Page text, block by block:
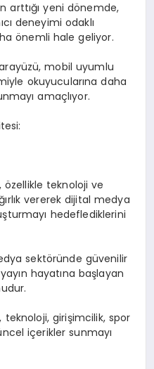
arttığı yeni dönemde,
deneyimi odaklı
önemli hale geliyor.
mobil uyumlu
okuyucularına daha
amaçlıyor.
teknoloji ve
vererek dijital medya
hedeflediklerini
sektöründe güvenilir
hayatına başlayan
girişimcilik, spor
içerikler sunmayı